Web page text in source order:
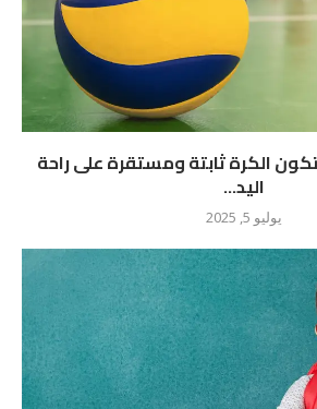
تكون الكرة ثابتة ومستقرة على راحة
اليد...
يوليو 5, 2025